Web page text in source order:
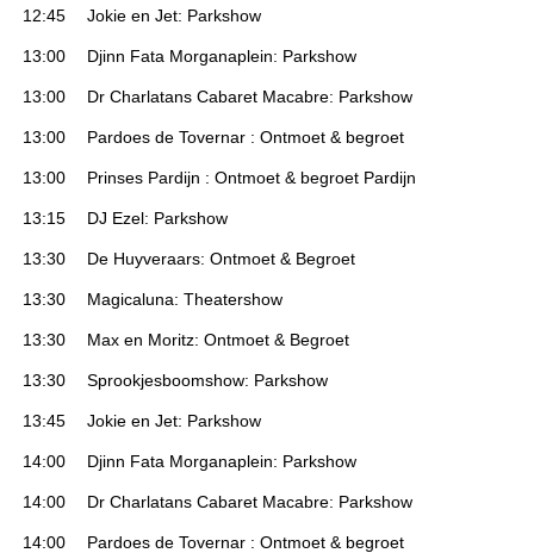
12:45 Jokie en Jet: Parkshow
13:00 Djinn Fata Morganaplein: Parkshow
13:00 Dr Charlatans Cabaret Macabre: Parkshow
13:00 Pardoes de Tovernar : Ontmoet & begroet
13:00 Prinses Pardijn : Ontmoet & begroet Pardijn
13:15 DJ Ezel: Parkshow
13:30 De Huyveraars: Ontmoet & Begroet
13:30 Magicaluna: Theatershow
13:30 Max en Moritz: Ontmoet & Begroet
13:30 Sprookjesboomshow: Parkshow
13:45 Jokie en Jet: Parkshow
14:00 Djinn Fata Morganaplein: Parkshow
14:00 Dr Charlatans Cabaret Macabre: Parkshow
14:00 Pardoes de Tovernar : Ontmoet & begroet